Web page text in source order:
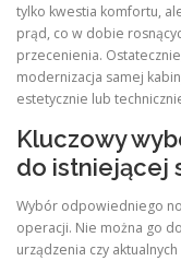
tylko kwestia komfortu,
prąd, co w dobie
przecenienia.
modernizacja samej
estetycznie lub
Kluczowy
do istniejącej
Wybór odpowiedniego
operacji. Nie można go
urządzenia czy